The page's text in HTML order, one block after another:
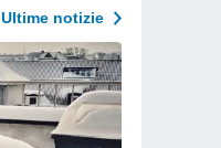
Ultime notizie